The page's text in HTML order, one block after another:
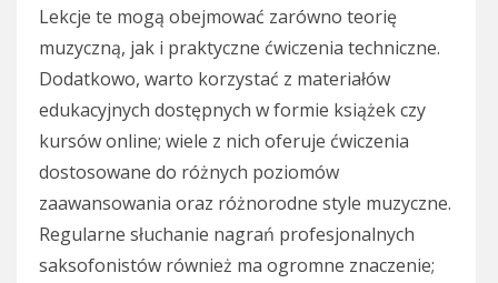
Lekcje te mogą obejmować zarówno teorię
muzyczną, jak i praktyczne ćwiczenia techniczne.
Dodatkowo, warto korzystać z materiałów
edukacyjnych dostępnych w formie książek czy
kursów online; wiele z nich oferuje ćwiczenia
dostosowane do różnych poziomów
zaawansowania oraz różnorodne style muzyczne.
Regularne słuchanie nagrań profesjonalnych
saksofonistów również ma ogromne znaczenie;